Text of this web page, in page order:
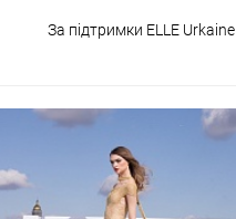
За підтримки ELLE Urkaine